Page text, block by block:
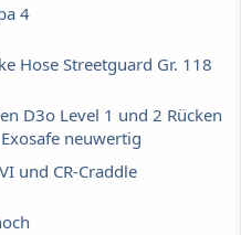
4
Hose Streetguard Gr. 118
D3o Level 1 und 2 Rücken
neuwertig
und CR-Craddle